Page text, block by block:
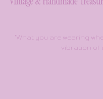
"What you are wearing
vibration of